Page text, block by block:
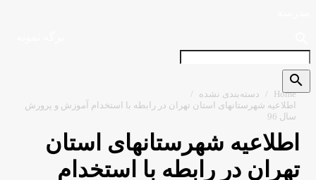
Home دسته‌بندی نشده
اطلاعیه شهرستانهای استان تهران در رابطه با استخدام آموزش و پرورش
سال 96
اطلاعیه شهرستانهای استان
تهران در رابطه با استخدام
search